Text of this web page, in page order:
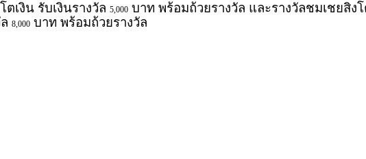
ตเงิน รับเงินรางวัล 5,000 บาท พร้อมถ้วยรางวัล และรางวัลชมเชยสิง
8,000 บาท พร้อมถ้วยรางวัล